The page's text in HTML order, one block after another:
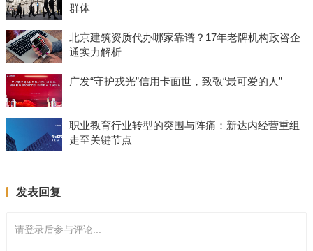
群体
北京建筑资质代办哪家靠谱？17年老牌机构政咨企
通实力解析
广发“守护戎光”信用卡面世，致敬“最可爱的人”
职业教育行业转型的突围与阵痛：新达内经营重组
走至关键节点
发表回复
请登录后参与评论...